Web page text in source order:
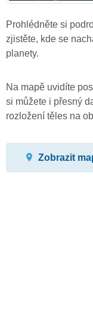
Prohlédněte si
zjistěte, kde se
planety.
Na mapě uvidíte
si můžete i přesný
rozložení těles na
Zobrazit